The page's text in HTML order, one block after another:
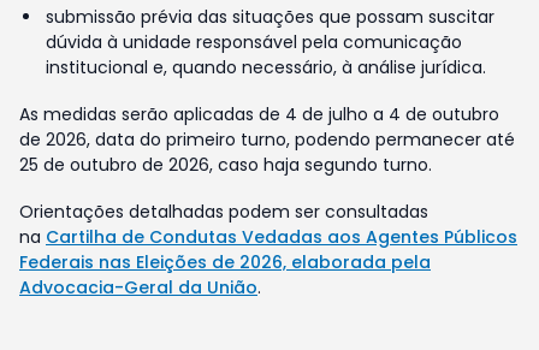
submissão prévia das situações que possam suscitar
dúvida à unidade responsável pela comunicação
institucional e, quando necessário, à análise jurídica.
As medidas serão aplicadas de 4 de julho a 4 de outubro
de 2026, data do primeiro turno, podendo permanecer até
25 de outubro de 2026, caso haja segundo turno.
Orientações detalhadas podem ser consultadas
na Cartilha de Condutas Vedadas aos Agentes Públicos
Federais nas Eleições de 2026, elaborada pela
Advocacia-Geral da União.